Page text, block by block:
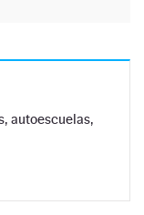
autoescuelas,